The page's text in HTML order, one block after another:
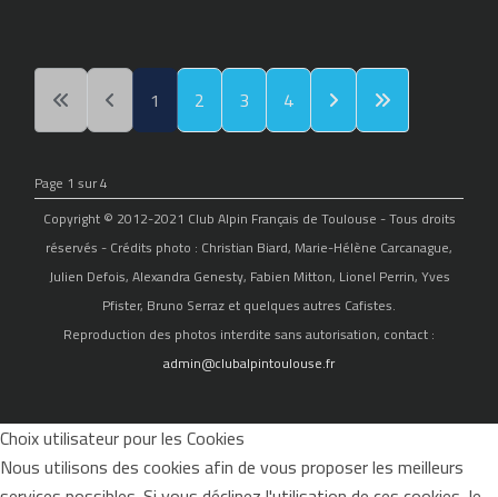
1 2 3 4
Page 1 sur 4
Copyright © 2012-2021 Club Alpin Français de Toulouse - Tous droits
réservés - Crédits photo : Christian Biard, Marie-Hélène Carcanague,
Julien Defois, Alexandra Genesty, Fabien Mitton, Lionel Perrin, Yves
Pfister, Bruno Serraz et quelques autres Cafistes.
Reproduction des photos interdite sans autorisation, contact :
admin@clubalpintoulouse.fr
Choix utilisateur pour les Cookies
Nous utilisons des cookies afin de vous proposer les meilleurs